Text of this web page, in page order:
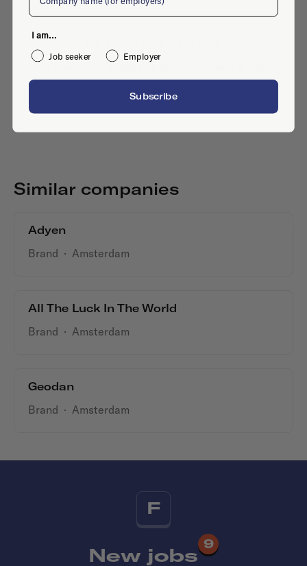
Is this your company profile?
Similar companies
Adyen
Brand · Amsterdam
All The Luck In The World
Brand · Amsterdam
Geodan
Brand · Amsterdam
F
New jobs
9
I am...
Job seeker
Employer
Subscribe